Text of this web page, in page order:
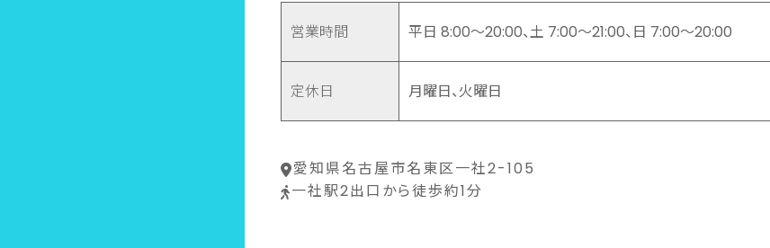
営業時間 平日 8:00〜20:00、土 7:00〜21:00、日 7:00〜20:00
定休日 月曜日、火曜日
愛知県名古屋市名東区一社2-105
一社駅2出口から徒歩約1分